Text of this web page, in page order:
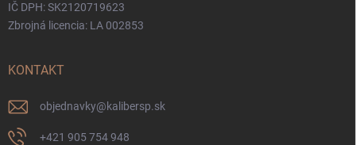
IČ DPH: SK2120719623
Zbrojná licencia: LA 002853
KONTAKT
objednavky@kalibersp.sk
+421 905 754 948